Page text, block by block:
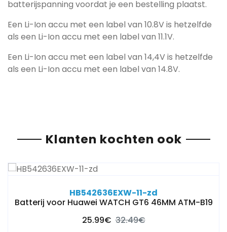
batterijspanning voordat je een bestelling plaatst.
Een Li-Ion accu met een label van 10.8V is hetzelfde
als een Li-Ion accu met een label van 11.1V.
Een Li-Ion accu met een label van 14,4V is hetzelfde
als een Li-Ion accu met een label van 14.8V.
Klanten kochten ook
HB542636EXW-11-zd
Batterij voor Huawei WATCH GT6 46MM ATM-B19
25.99€ 32.49€